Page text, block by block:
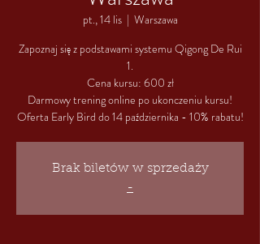
pt., 14 lis
  |
Warszawa
Zapoznaj się z podstawami systemu Qigong De Rui
1.
Cena kursu: 600 zł
Darmowy trening online po ukonczeniu kursu!
Oferta Early Bird do 14 października - 10% rabatu!
Brak biletów w sprzedaży
-